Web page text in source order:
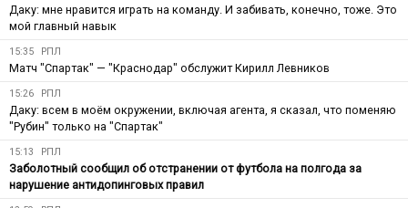
Даку: мне нравится играть на команду. И забивать, конечно, тоже. Это
мой главный навык
15:35 РПЛ
Матч "Спартак" — "Краснодар" обслужит Кирилл Левников
15:26 РПЛ
Даку: всем в моём окружении, включая агента, я сказал, что поменяю
"Рубин" только на "Спартак"
15:13 РПЛ
Заболотный сообщил об отстранении от футбола на полгода за
нарушение антидопинговых правил